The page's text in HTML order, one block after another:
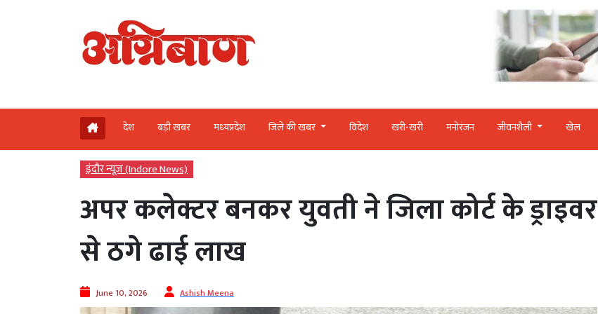
देश बड़ी खबर मध्‍यप्रदेश जिले की खबर विदेश खरी-खरी मनोरंजन जीवनशैली खेल
इंदौर न्यूज़ (Indore News)
अपर कलेक्टर बनकर युवती ने जिला कोर्ट के ड्राइवर
से ठगे ढाई लाख
June 10, 2026 Ashish Meena